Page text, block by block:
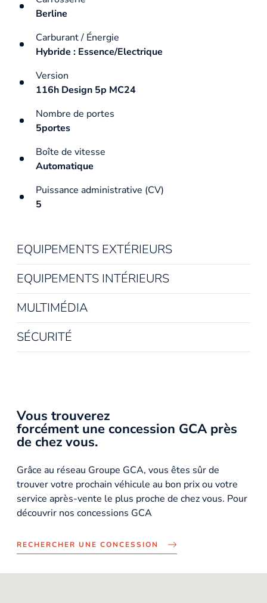
Berline
Carburant / Énergie
Hybride : Essence/Electrique
Version
116h Design 5p MC24
Nombre de portes
5portes
Boîte de vitesse
Automatique
Puissance administrative (CV)
5
EQUIPEMENTS EXTÉRIEURS
EQUIPEMENTS INTÉRIEURS
MULTIMÉDIA
SÉCURITÉ
Vous trouverez
forcément une concession GCA près
de chez vous.
Grâce au réseau Groupe GCA, vous êtes sûr de
trouver votre prochain véhicule au bon prix ou votre
service après-vente le plus proche de chez vous. Pour
découvrir nos concessions GCA
RECHERCHER UNE CONCESSION